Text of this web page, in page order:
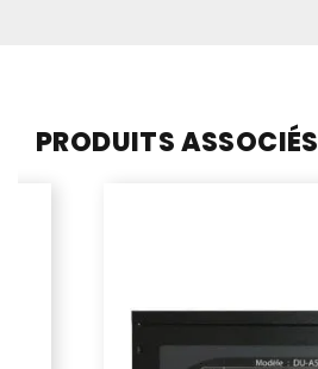
PRODUITS ASSOCIÉS